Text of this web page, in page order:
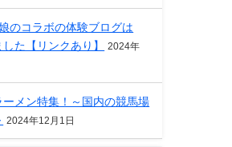
のコラボの体験ブログは
た【リンクあり】
2024年
メン特集！～国内の競馬場
2024年12月1日